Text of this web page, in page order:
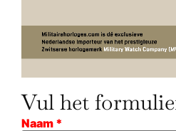
Vul het
Naam *